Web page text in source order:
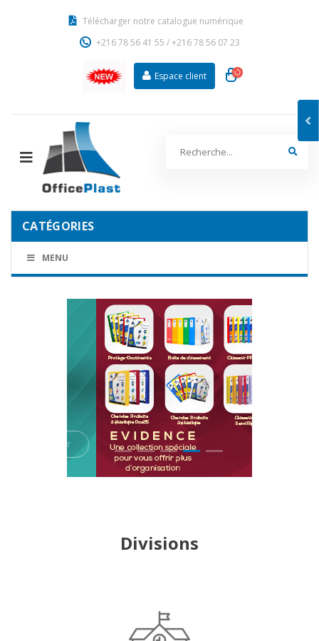
Télécharger notre catalogue numérique
+216 78 56 41 55 /+216 78 56 07 23
Espace client
CATÉGORIES
MENU
Divisions